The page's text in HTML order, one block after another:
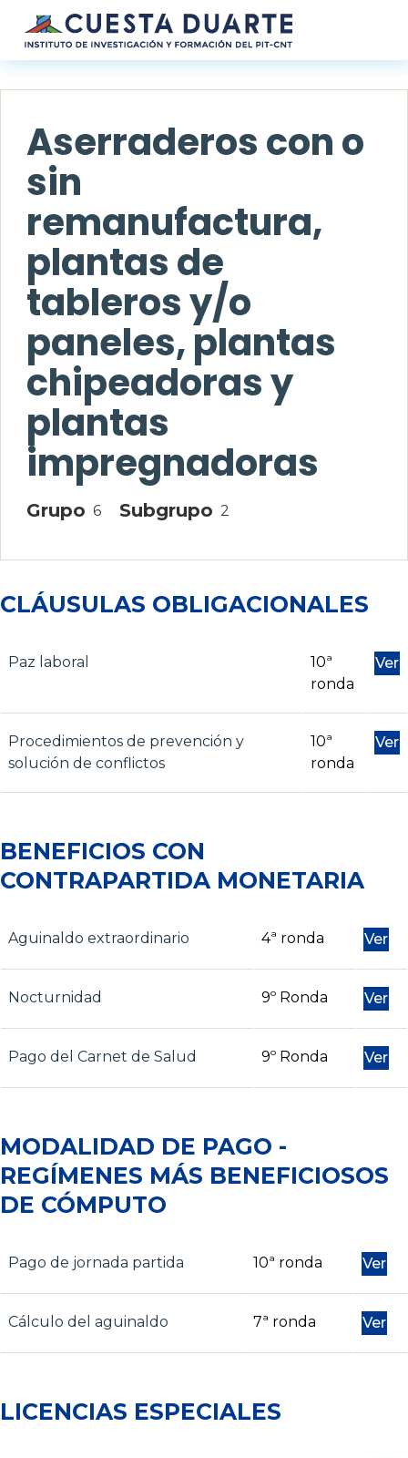
Pasar al contenido principal
Aserraderos con o
sin
remanufactura,
plantas de
tableros y/o
paneles, plantas
chipeadoras y
plantas
impregnadoras
Grupo 6 Subgrupo 2
CLÁUSULAS OBLIGACIONALES
Paz laboral
10ª
ronda
Ver
Procedimientos de prevención y
solución de conflictos
10ª
ronda
Ver
BENEFICIOS CON
CONTRAPARTIDA MONETARIA
Aguinaldo extraordinario 4ª ronda Ver
Nocturnidad 9º Ronda Ver
Pago del Carnet de Salud 9º Ronda Ver
MODALIDAD DE PAGO -
REGÍMENES MÁS BENEFICIOSOS
DE CÓMPUTO
Pago de jornada partida 10ª ronda Ver
Cálculo del aguinaldo 7ª ronda Ver
LICENCIAS ESPECIALES